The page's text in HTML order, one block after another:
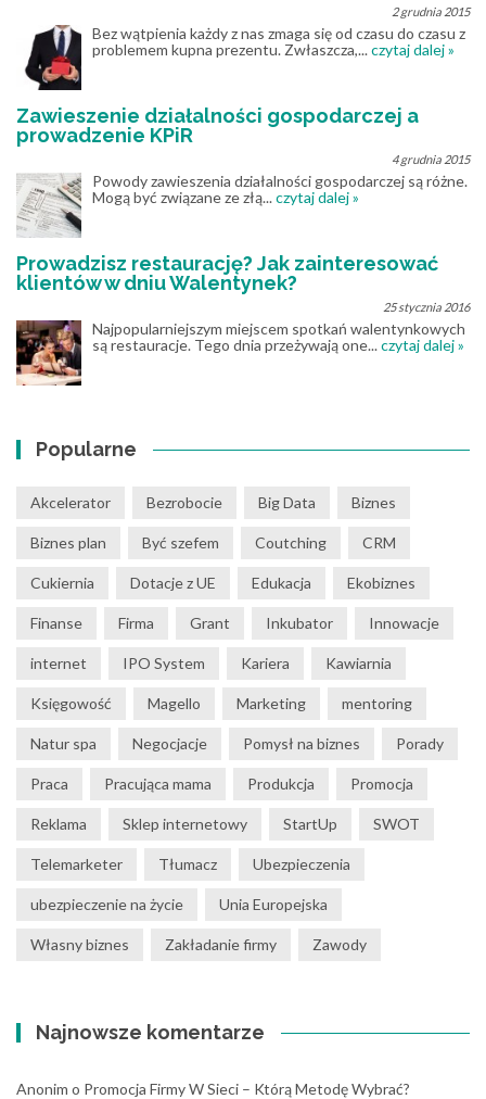
2 grudnia 2015
Bez wątpienia każdy z nas zmaga się od czasu do czasu z
problemem kupna prezentu. Zwłaszcza,...czytaj dalej »
Zawieszenie działalności gospodarczej a
prowadzenie KPiR
4 grudnia 2015
Powody zawieszenia działalności gospodarczej są różne.
Mogą być związane ze złą...czytaj dalej »
Prowadzisz restaurację? Jak zainteresować
klientów w dniu Walentynek?
25 stycznia 2016
Najpopularniejszym miejscem spotkań walentynkowych
są restauracje. Tego dnia przeżywają one...czytaj dalej »
Popularne
Akcelerator Bezrobocie Big Data Biznes
Biznes plan Być szefem Coutching CRM
Cukiernia Dotacje z UE Edukacja Ekobiznes
Finanse Firma Grant Inkubator Innowacje
internet IPO System Kariera Kawiarnia
Księgowość Magello Marketing mentoring
Natur spa Negocjacje Pomysł na biznes Porady
Praca Pracująca mama Produkcja Promocja
Reklama Sklep internetowy StartUp SWOT
Telemarketer Tłumacz Ubezpieczenia
ubezpieczenie na życie Unia Europejska
Własny biznes Zakładanie firmy Zawody
Najnowsze komentarze
Anonim o Promocja Firmy W Sieci – Którą Metodę Wybrać?